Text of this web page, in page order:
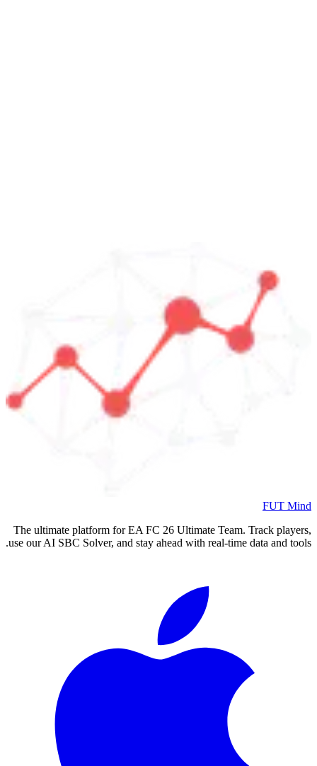
FUT Mind
The ultimate platform for EA FC 26 Ultimate Team. Track players,
use our AI SBC Solver, and stay ahead with real-time data and tools.